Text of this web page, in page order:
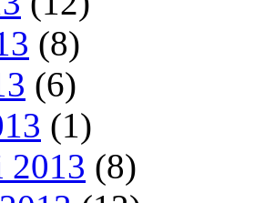
(8)
(6)
(1)
2013 (8)